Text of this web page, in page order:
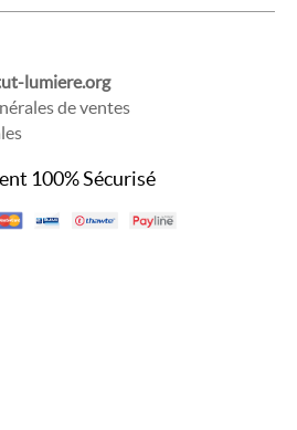
lumiere.org
de ventes
100% Sécurisé